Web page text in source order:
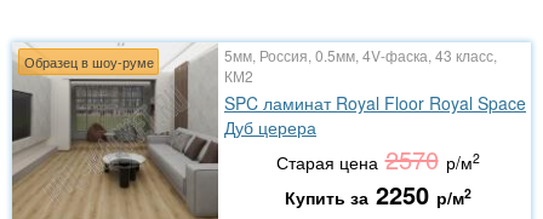
Образец в шоу-руме
5мм, Россия, 0.5мм, 4V-фаска, 43 класс,
КМ2
SPC ламинат Royal Floor Royal Space
Дуб церера
Старая цена 2570 р/м2
Купить за 2250 р/м2